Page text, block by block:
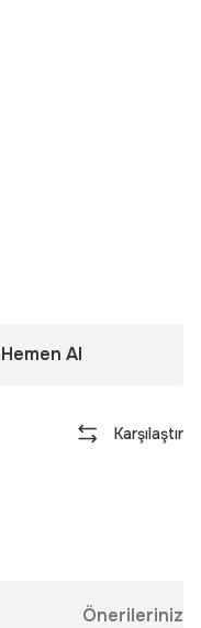
Hemen Al
Karşılaştır
Önerileriniz